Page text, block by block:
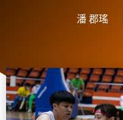
潘 郡瑤